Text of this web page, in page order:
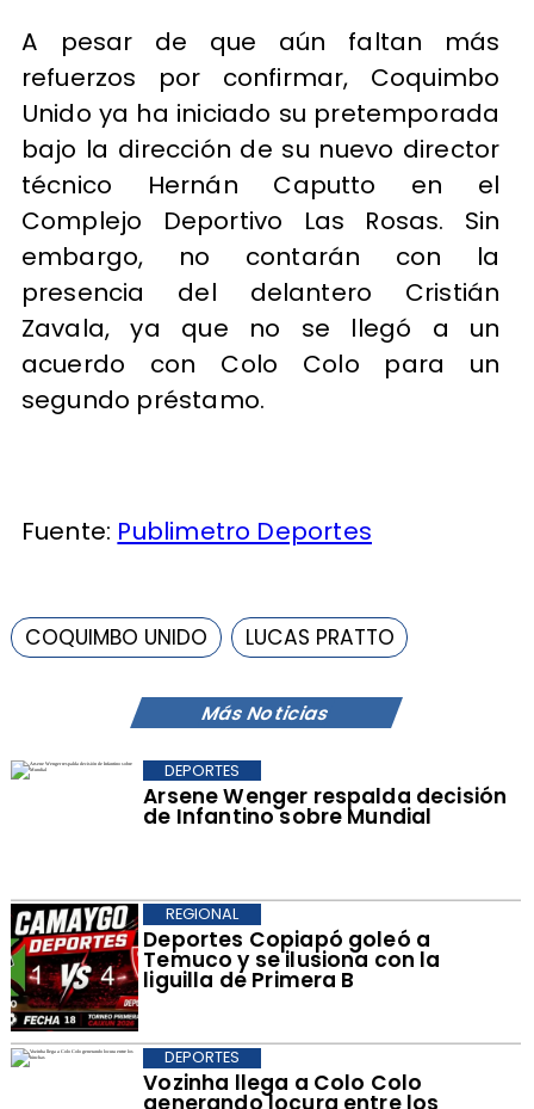
Más Noticias
Arsene Wenger respalda decisión
de Infantino sobre Mundial
DEPORTES
Deportes Copiapó goleó a
Temuco y se ilusiona con la
liguilla de Primera B
REGIONAL
Vozinha llega a Colo Colo
generando locura entre los
DEPORTES
A pesar de que aún faltan más
refuerzos por confirmar, Coquimbo
Unido ya ha iniciado su pretemporada
bajo la dirección de su nuevo director
técnico Hernán Caputto en el
Complejo Deportivo Las Rosas. Sin
embargo, no contarán con la
presencia del delantero Cristián
Zavala, ya que no se llegó a un
acuerdo con Colo Colo para un
segundo préstamo.
Fuente: Publimetro Deportes
COQUIMBO UNIDO LUCAS PRATTO